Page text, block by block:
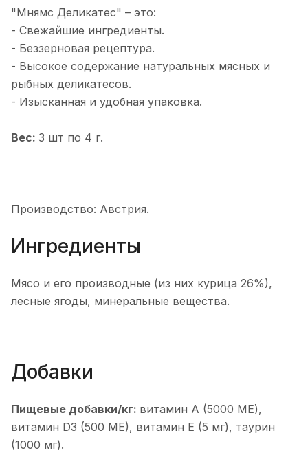
"Мнямс Деликатес" – это:
- Свежайшие ингредиенты.
- Беззерновая рецептура.
- Высокое содержание натуральных мясных и
рыбных деликатесов.
- Изысканная и удобная упаковка.
Вес: 3 шт по 4 г.
Производство: Австрия.
Ингредиенты
Мясо и его производные (из них курица 26%),
лесные ягоды, минеральные вещества.
Добавки
Пищевые добавки/кг: витамин А (5000 ME),
витамин D3 (500 ME), витамин Е (5 мг), таурин
(1000 мг).